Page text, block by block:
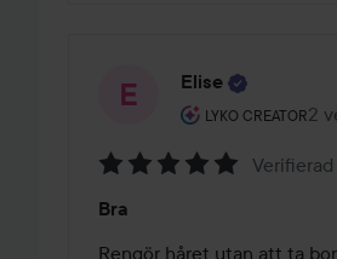
Elise
LYKO CREATOR
Användarens roll:
2
5
av
Bra
Rengör håret utan att ta